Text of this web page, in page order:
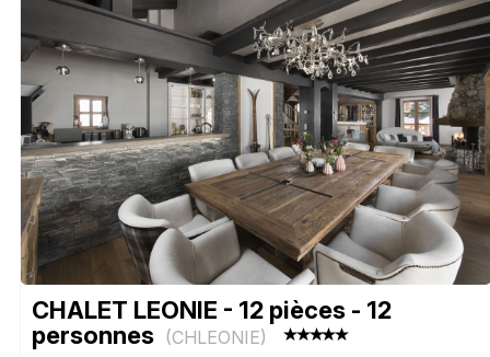
CHALET LEONIE - 12 pièces - 12
personnes (CHLEONIE)